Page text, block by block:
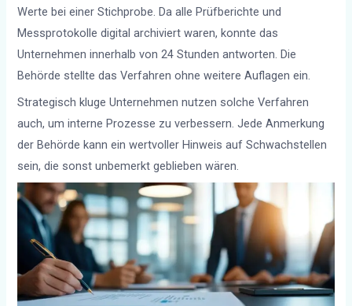
Werte bei einer Stichprobe. Da alle Prüfberichte und
Messprotokolle digital archiviert waren, konnte das
Unternehmen innerhalb von 24 Stunden antworten. Die
Behörde stellte das Verfahren ohne weitere Auflagen ein.
Strategisch kluge Unternehmen nutzen solche Verfahren
auch, um interne Prozesse zu verbessern. Jede Anmerkung
der Behörde kann ein wertvoller Hinweis auf Schwachstellen
sein, die sonst unbemerkt geblieben wären.